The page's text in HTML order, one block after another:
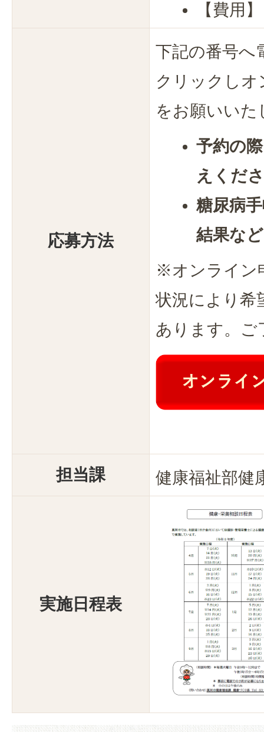
【費用
応募方法
下記の番号へ
クリックしオ
をお願いいた
予約の
えくだ
糖尿病
結果な
※オンライン
状況により希
あります。ご
担当課 健康福祉部健
実施日程表